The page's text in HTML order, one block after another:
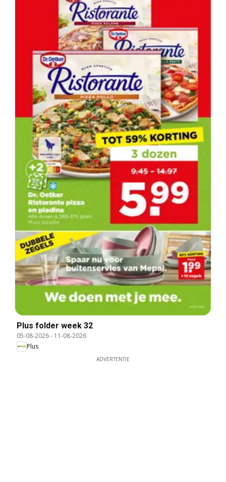
Plus folder week 32
05-08-2026- 11-08-2026
Plus
ADVERTENTIE